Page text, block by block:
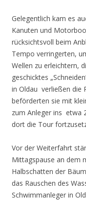
Gelegentlich kam es
Kanuten und
rücksichtsvoll beim
Tempo verringerten,
Wellen zu erleichtern,
geschicktes
in Oldau verließen die
beförderten sie mit
zum Anleger ins etwa
dort die Tour
Vor der Weiterfahrt
Mittagspause an dem
Halbschatten der
das Rauschen des
Schwimmanleger in